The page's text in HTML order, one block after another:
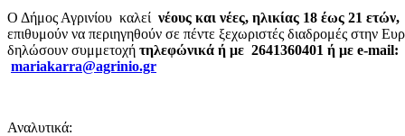
Ο Δήμος Αγρινίου καλεί νέους και νέες, ηλικίας 18 έως 21
επιθυμούν να περιηγηθούν σε πέντε ξεχωριστές διαδρομές στην
δηλώσουν συμμετοχή τηλεφώνικά ή με 2641360401 ή με e-mail:
mariakarra@agrinio.gr
Αναλυτικά: